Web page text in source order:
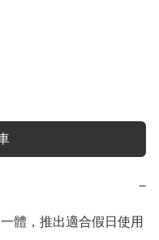
−
體，推出適合假日使用